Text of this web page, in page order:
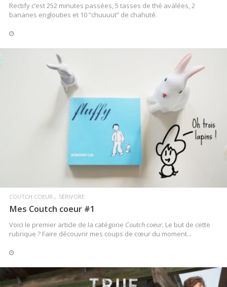
Rectify c’est 252 minutes passées, 5 tasses de thé avalées, 2
bananes englouties et 10 “chuuuut” de chahuté.
LIRE LA SUITE
COUTCH COEUR SÉRIVORE
Mes Coutch coeur #1
Voici le premier article de la catégorie Coutch coeur. Le but de cette
rubrique ? Faire découvrir mes coups de cœur du moment...